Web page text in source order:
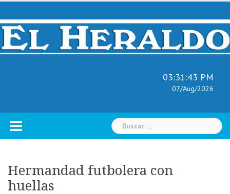
Skip
content
03:31:44 PM
07/Aug/2026
Buscar:
Hermandad futbolera con
huellas